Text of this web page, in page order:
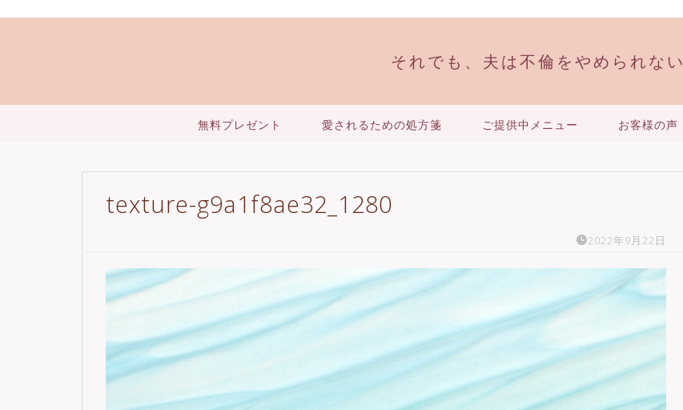
それでも、夫は不倫をやめられない
無料プレゼント 愛されるための処方箋 ご提供中メニュー お客様の声
texture-g9a1f8ae32_1280
2022年9月22日